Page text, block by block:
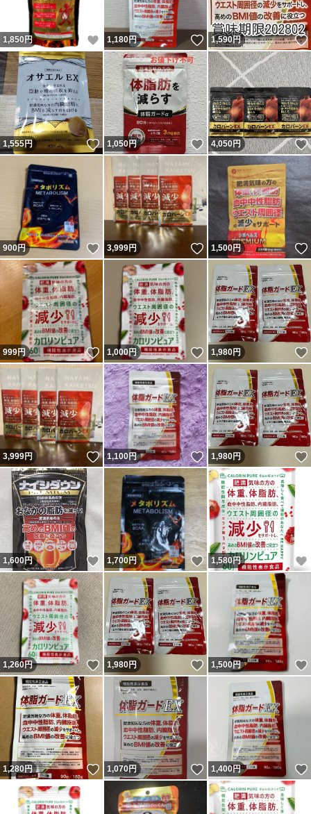
1,850 円 いいね！
1,180円 いいね！
1,590円
1,555円 いいね！
1,050円 いいね！
4,050円
900円 いいね！
3,999円 いいね！
1,500円
999円 いいね！
1,000円 いいね！
1,980円
3,999円 いいね！
1,100円 いいね！
1,980円
1,600円 いいね！
1,700円 いいね！
1,580円
1,260円 いいね！
1,980円 いいね！
1,500円
1,280円 いいね！
1,070円 いいね！
1,400円